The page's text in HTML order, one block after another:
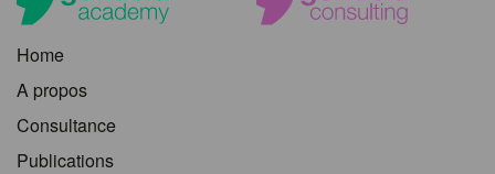
Home
A propos
Consultance
Publications